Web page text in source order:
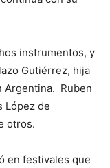
instrumentos, y
Gutiérrez, hija
Argentina. Ruben
López de
otros.
en festivales que